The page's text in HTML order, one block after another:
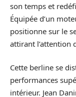
son temps et
Équipée d’un
positionne sur le
attirant l’attention
Cette berline se
performances
intérieur. Jean